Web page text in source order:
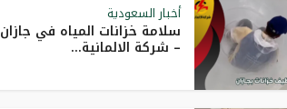
أخبار السعودية
سلامة خزانات المياه في جازان
– شركة الالمانية...